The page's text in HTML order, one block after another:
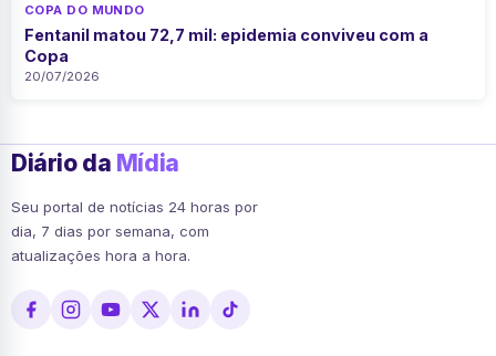
COPA DO MUNDO
Fentanil matou 72,7 mil: epidemia conviveu com a
Copa
20/07/2026
Diário da Mídia
Seu portal de notícias 24 horas por
dia, 7 dias por semana, com
atualizações hora a hora.